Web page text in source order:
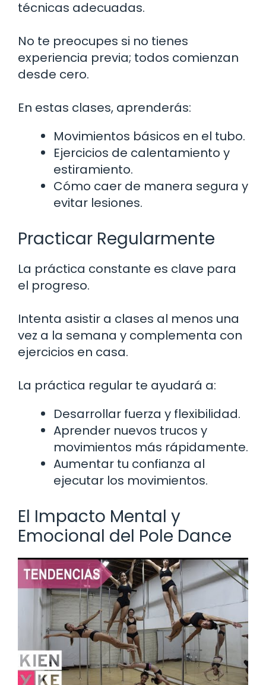
técnicas adecuadas.
No te preocupes si no tienes
experiencia previa; todos comienzan
desde cero.
En estas clases, aprenderás:
Movimientos básicos en el tubo.
Ejercicios de calentamiento y
estiramiento.
Cómo caer de manera segura y
evitar lesiones.
Practicar Regularmente
La práctica constante es clave para
el progreso.
Intenta asistir a clases al menos una
vez a la semana y complementa con
ejercicios en casa.
La práctica regular te ayudará a:
Desarrollar fuerza y flexibilidad.
Aprender nuevos trucos y
movimientos más rápidamente.
Aumentar tu confianza al
ejecutar los movimientos.
El Impacto Mental y
Emocional del Pole Dance